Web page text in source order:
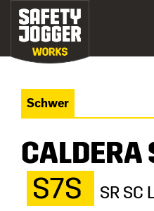
Schwer
CALDERA
S7S
SR SC